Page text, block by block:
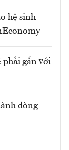
hệ sinh
phải gắn với
dòng